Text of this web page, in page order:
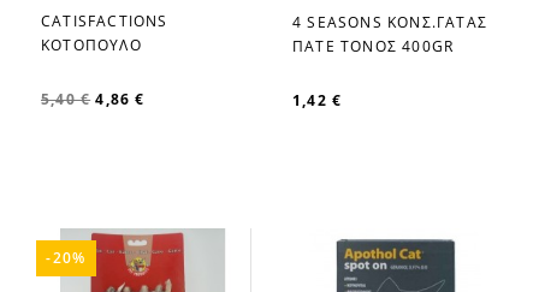
favorite_border
CATISFACTIONS
ΚΟΤΟΠΟΥΛΟ
5,40 € 4,86 €
favorite_border
4 SEASONS ΚΟΝΣ.ΓΑΤΑΣ
ΠΑΤΕ ΤΟΝΟΣ 400GR
1,42 €
-20%